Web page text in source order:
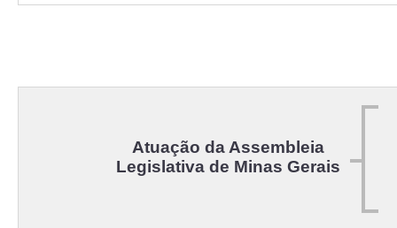
Atuação da Assembleia
Legislativa de Minas Gerais